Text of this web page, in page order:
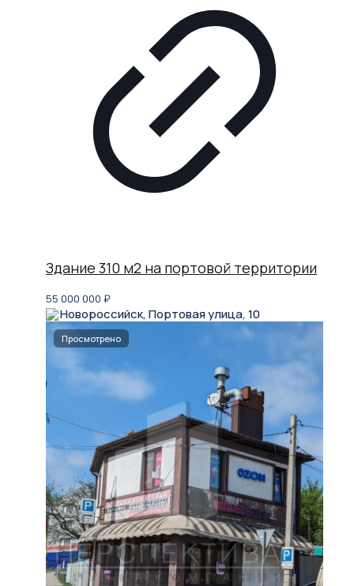
Здание 310 м2 на портовой территории
55 000 000 ₽
Новороссийск, Портовая улица, 10